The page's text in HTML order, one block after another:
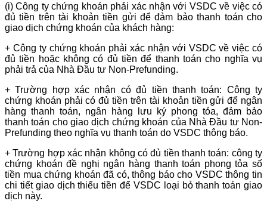
(i) Công ty chứng khoán phải xác nhận với VSDC về việc có
đủ tiền trên tài khoản tiền gửi để đảm bảo thanh toán cho
giao dịch chứng khoán của khách hàng:
+ Công ty chứng khoán phải xác nhận với VSDC về việc có
đủ tiền hoặc không có đủ tiền để thanh toán cho nghĩa vụ
phải trả của Nhà Đầu tư Non-Prefunding.
+ Trường hợp xác nhận có đủ tiền thanh toán: Công ty
chứng khoán phải có đủ tiền trên tài khoản tiền gửi để ngân
hàng thanh toán, ngân hàng lưu ký phong tỏa, đảm bảo
thanh toán cho giao dịch chứng khoán của Nhà Đầu tư Non-
Prefunding theo nghĩa vụ thanh toán do VSDC thông báo.
+ Trường hợp xác nhận không có đủ tiền thanh toán: công ty
chứng khoán đề nghị ngân hàng thanh toán phong tỏa số
tiền mua chứng khoán đã có, thông báo cho VSDC thông tin
chi tiết giao dịch thiếu tiền để VSDC loại bỏ thanh toán giao
dịch này.